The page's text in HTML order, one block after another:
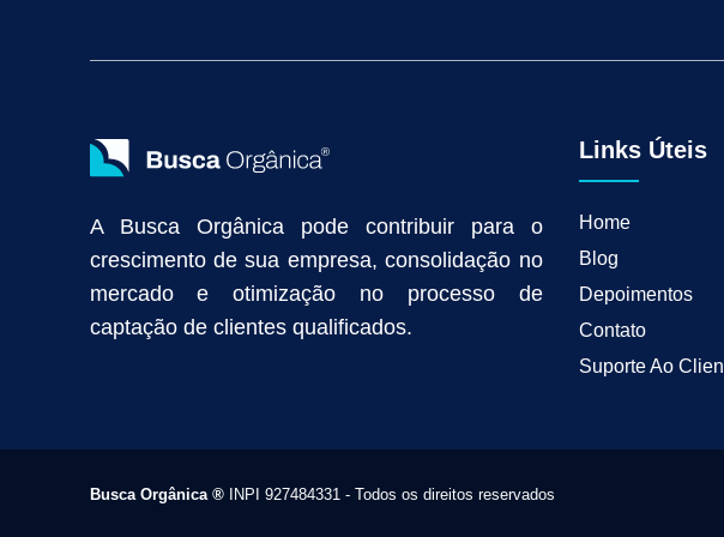
Anunciar na Internet
Captar Clientes Criação de Site para Indústria Marketing de Busca
A Busca Orgânica pode contribuir para o
crescimento de sua empresa, consolidação no
mercado e otimização no processo de
captação de clientes qualificados.
Links Úteis
Home
Blog
Depoimentos
Contato
Suporte Ao
Busca Orgânica ®INPI 927484331 - Todos os direitos reservados